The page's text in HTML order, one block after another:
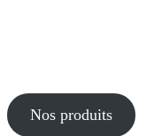
Nos produits